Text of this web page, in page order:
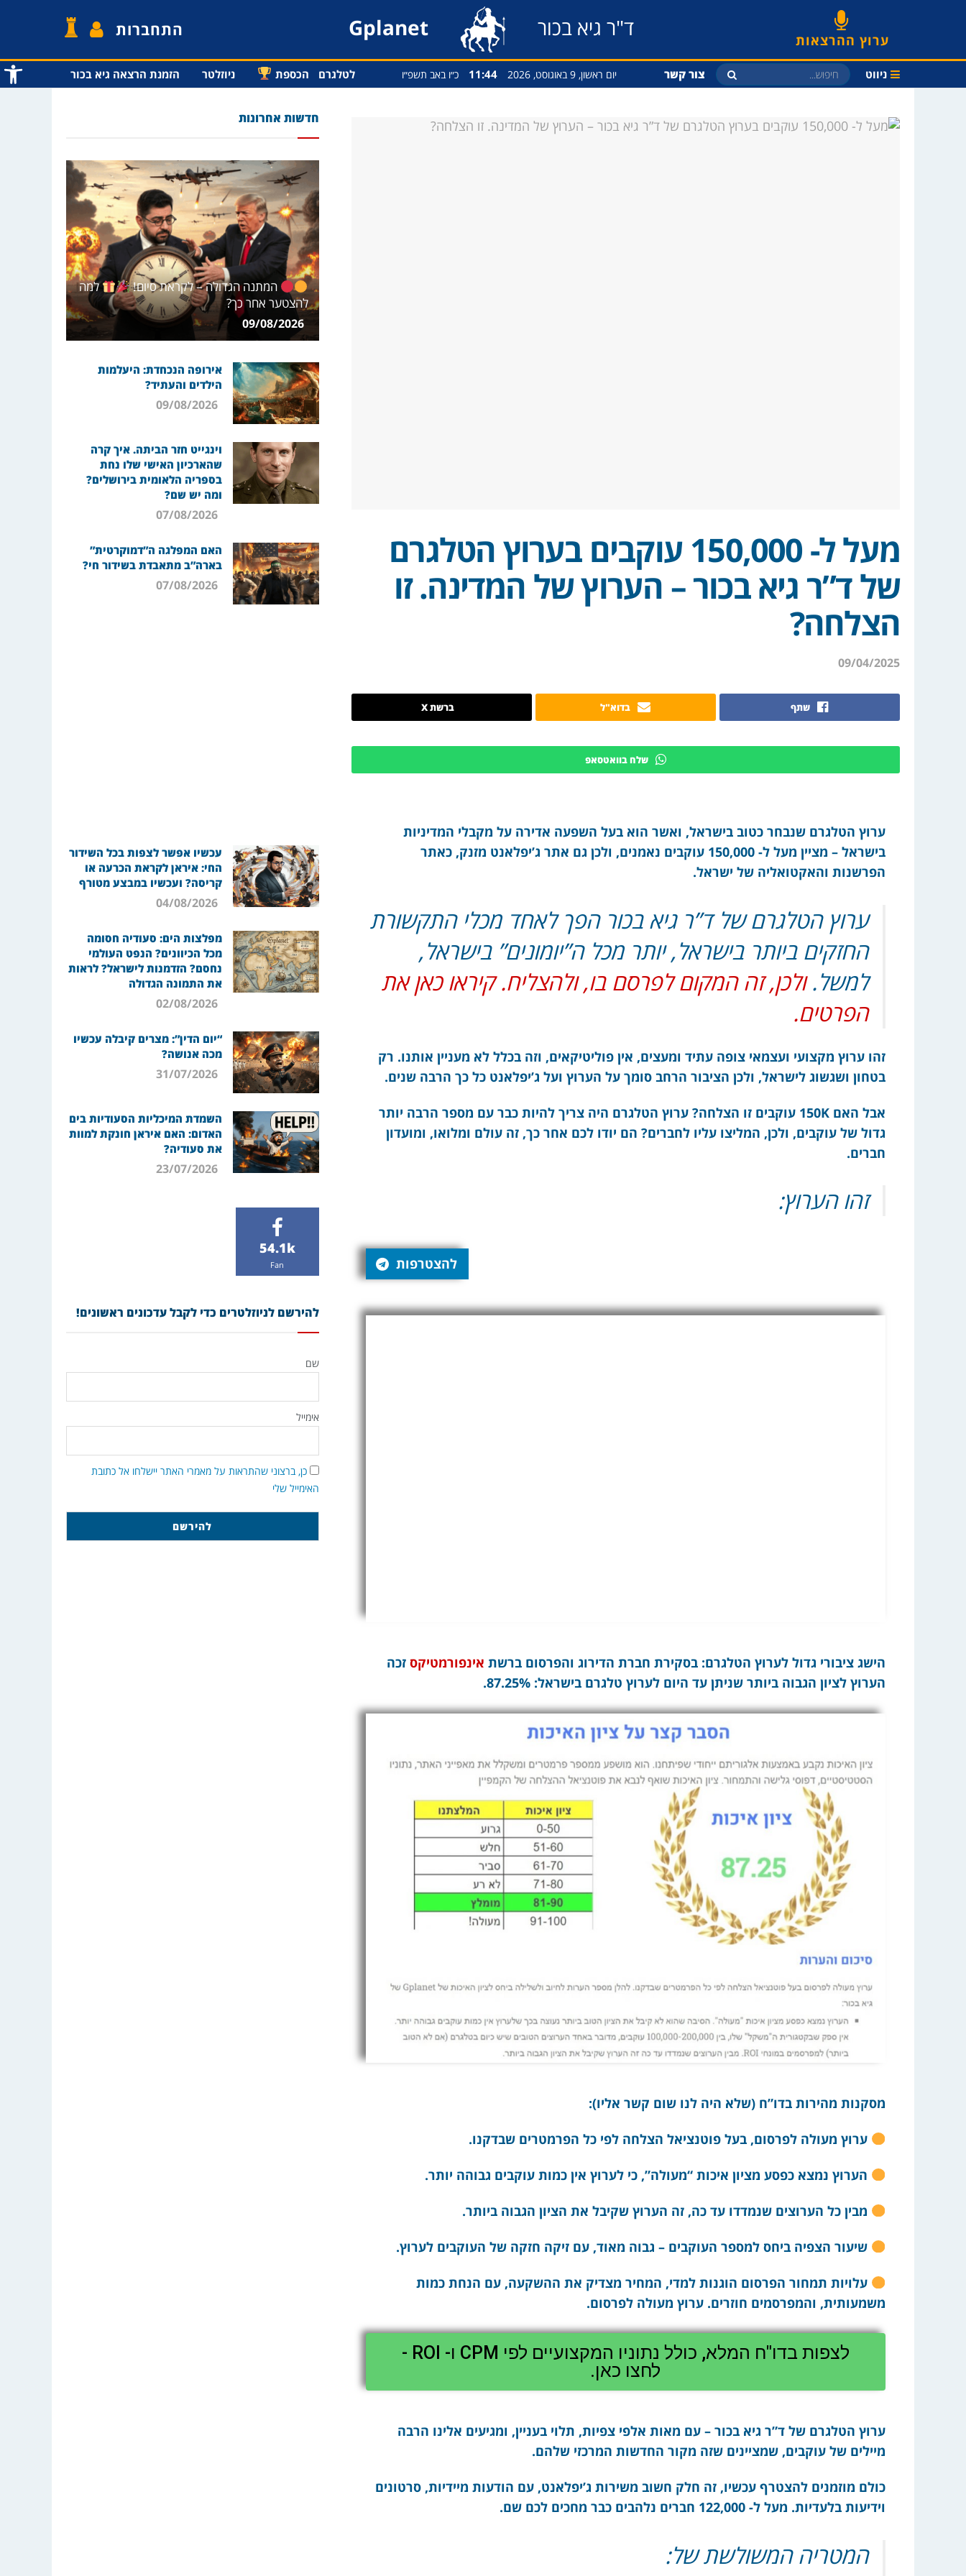
פתח
ערוץ ההרצאות ד"ר גיא בכור Gplanet התחברות
ניווט צור קשר יום ראשון, 9 באוגוסט, 2026 11:44 כ״ו באב תשפ״ו לטלגרם הכספת ניוזלטר הזמנת הרצאה גיא בכור
מעל ל- 150,000 עוקבים בערוץ הטלגרם
של ד”ר גיא בכור – הערוץ של המדינה. זו
הצלחה?
09/04/2025
שתף בדוא"ל ברשת X
שלח בוואטסאפ
ערוץ הטלגרם שנבחר כטוב בישראל, ואשר הוא בעל השפעה אדירה על מקבלי המדיניות
בישראל – מציין מעל ל- 150,000 עוקבים נאמנים, ולכן גם אתר ג’יפלאנט מזנק, כאתר
הפרשנות והאקטואליה של ישראל.
ערוץ הטלגרם של ד”ר גיא בכור הפך לאחד מכלי התקשורת
החזקים ביותר בישראל, יותר מכל ה”יומונים” בישראל,
למשל.ולכן, זה המקום לפרסם בו, ולהצליח. קיראו כאן את
הפרטים.
זהו ערוץ מקצועי ועצמאי צופה עתיד ומעצים, אין פוליטיקאים, וזה בכלל לא מעניין אותנו. רק
בטחון ושגשוג לישראל, ולכן הציבור הרחב סומך על הערוץ ועל ג’יפלאנט כל כך הרבה שנים.
אבל האם 150K עוקבים זו הצלחה? ערוץ הטלגרם היה צריך להיות כבר עם מספר הרבה יותר
גדול של עוקבים, ולכן, המליצו עליו לחברים? הם יודו לכם אחר כך, זה עולם ומלואו, ומועדון
חברים.
זהו הערוץ:
להצטרפות
הישג ציבורי גדול לערוץ הטלגרם: בסקירת חברת הדירוג והפרסום ברשת אינפורמטיקס זכה
הערוץ לציון הגבוה ביותר שניתן עד היום לערוץ טלגרם בישראל: 87.25%.
מסקנות מהירות בדו”ח (שלא היה לנו שום קשר אליו):
ערוץ מעולה לפרסום, בעל פוטנציאל הצלחה לפי כל הפרמטרים שבדקנו.
הערוץ נמצא כפסע מציון איכות “מעולה”, כי לערוץ אין כמות עוקבים גבוהה יותר.
מבין כל הערוצים שנמדדו עד כה, זה הערוץ שקיבל את הציון הגבוה ביותר.
שיעור הצפיה ביחס למספר העוקבים – גבוה מאוד, עם זיקה חזקה של העוקבים לערוץ.
עלויות תמחור הפרסום הוגנות למדי, המחיר מצדיק את ההשקעה, עם הנחת כמות
משמעותית, והמפרסמים חוזרים. ערוץ מעולה לפרסום.
לצפות בדו"ח המלא, כולל נתוניו המקצועיים לפי CPM ו- ROI -
לחצו כאן.
ערוץ הטלגרם של ד”ר גיא בכור – עם מאות אלפי צפיות, תלוי בעניין, ומגיעים אלינו הרבה
מיילים של עוקבים, שמציינים שזה מקור החדשות המרכזי שלהם.
כולם מוזמנים להצטרף עכשיו, זה חלק חשוב משירות ג’יפלאנט, עם הודעות מיידיות, סרטונים
וידיעות בלעדיות. מעל ל- 122,000 חברים נלהבים כבר מחכים לכם שם.
המטריה המשולשת של:
חדשות אחרונות
המתנה הגדולה – לקראת סיום!
למה
להצטער אחר כך?
09/08/2026
אירופה הנכחדת: היעלמות
הילדים והעתיד?
09/08/2026
וינגייט חזר הביתה. איך קרה
שהארכיון האישי שלו נחת
בספריה הלאומית בירושלים?
ומה יש שם?
07/08/2026
האם המפלגה ה”דמוקרטית”
בארה”ב מתאבדת בשידור חי?
07/08/2026
עכשיו אפשר לצפות בכל השידור
החי: איראן לקראת הכרעה או
קריסה? ועכשיו במבצע מטורף
04/08/2026
מפלצות הים: סעודיה חסומה
מכל הכיוונים? הנפט העולמי
נחסם? הזדמנות לישראל? לראות
את התמונה הגדולה
02/08/2026
“יום הדין”: מצרים קיבלה עכשיו
מכה אנושה?
31/07/2026
השמדת המיכליות הסעודיות בים
האדום: האם איראן חונקת למוות
את סעודיה?
23/07/2026
54.1k
Fan
להירשם לניוזלטרים כדי לקבל עדכונים ראשונים!
שם
אימייל
כן, ברצוני שהתראות על מאמרי האתר יישלחו אל כתובת
האימייל שלי